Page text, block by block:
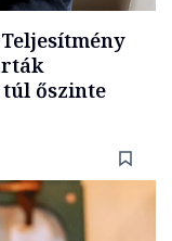
túl őszinte